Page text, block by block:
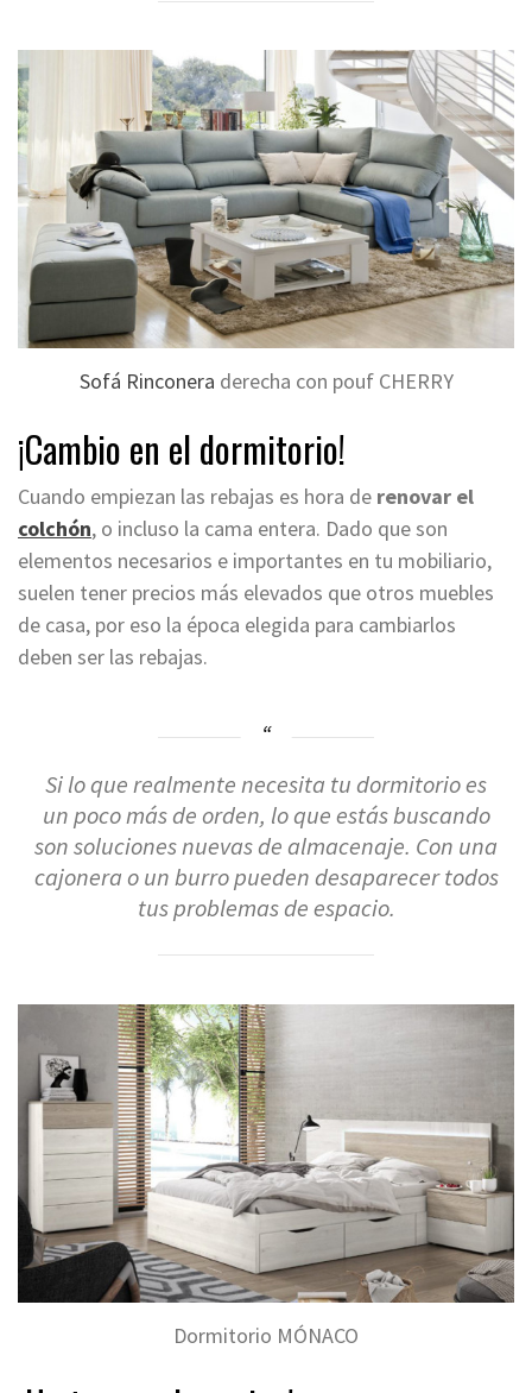
Sofá Rinconera derecha con pouf CHERRY
¡Cambio en el dormitorio!
Cuando empiezan las rebajas es hora de renovar el
colchón, o incluso la cama entera. Dado que son
elementos necesarios e importantes en tu mobiliario,
suelen tener precios más elevados que otros muebles
de casa, por eso la época elegida para cambiarlos
deben ser las rebajas.
Si lo que realmente necesita tu dormitorio es
un poco más de orden, lo que estás buscando
son soluciones nuevas de almacenaje. Con una
cajonera o un burro pueden desaparecertodos
tus problemas de espacio.
Dormitorio MÓNACO